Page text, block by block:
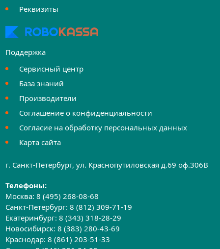
Реквизиты
Поддержка
Сервисный центр
База знаний
Производители
Соглашение о конфиденциальности
Согласие на обработку персональных данных
Карта сайта
г. Санкт-Петербург, ул. Краснопутиловская д.69 оф.306B
Телефоны:
Москва:8 (495) 268-08-68
Санкт-Петербург:8 (812) 309-71-19
Екатеринбург:8 (343) 318-28-29
Новосибирск:8 (383) 280-43-69
Краснодар:8 (861) 203-51-33